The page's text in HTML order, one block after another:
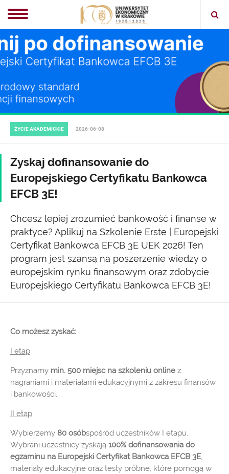
Open
ŻYCIE AKADEMICKIE 2026-06-08
Zyskaj dofinansowanie do
Europejskiego Certyfikatu Bankowca
EFCB 3E!
Chcesz lepiej zrozumieć bankowość i finanse w
praktyce? Aplikuj na Szkolenie Erste | Europejski
Certyfikat Bankowca EFCB 3E UEK 2026! Ten
program jest szansą na poszerzenie wiedzy o
europejskim rynku finansowym oraz zdobycie
Europejskiego Certyfikatu Bankowca EFCB 3E!
Co możesz zyskać:
I etap
Przyznamy min. 500 miejsc na szkoleniu online z
nagraniami i materiałami edukacyjnymi z zakresu finansów
i bankowości.
II etap
Wybierzemy 80 osóbspośród uczestników I etapu.
Wybrani uczestnicy zyskają 100% dofinansowania do
egzaminu na Europejski Certyfikat Bankowca EFCB 3E,
materiały edukacyjne oraz testy próbne, które pomogą w